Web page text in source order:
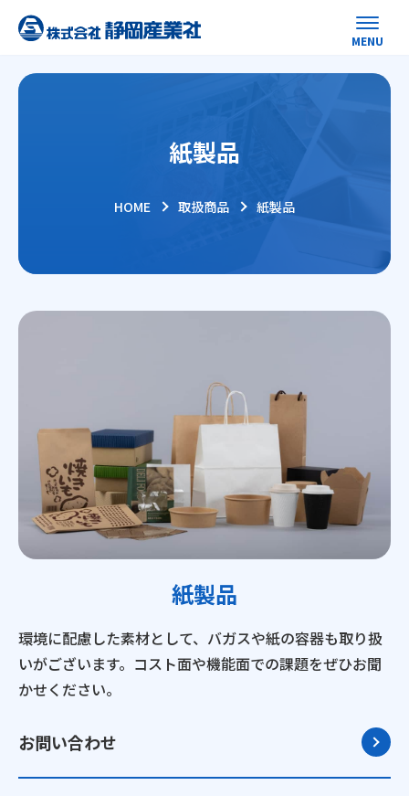
紙製品
HOME 取扱商品 紙製品
紙製品
環境に配慮した素材として、バガスや紙の容器も取り扱
いがございます。コスト面や機能面での課題をぜひお聞
かせください。
お問い合わせ